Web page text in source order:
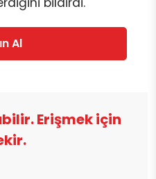
Al
Erişmek için